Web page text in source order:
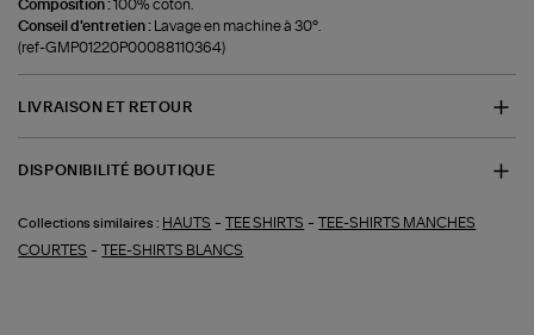
Composition :100% coton.
Conseil d'entretien :
Lavage en machine à 30°.
(ref-GMP01220P00088110364)
LIVRAISON ET RETOUR
DISPONIBILITÉ BOUTIQUE
Collections similaires : HAUTS -TEE SHIRTS -TEE-SHIRTS MANCHES
COURTES -TEE-SHIRTS BLANCS